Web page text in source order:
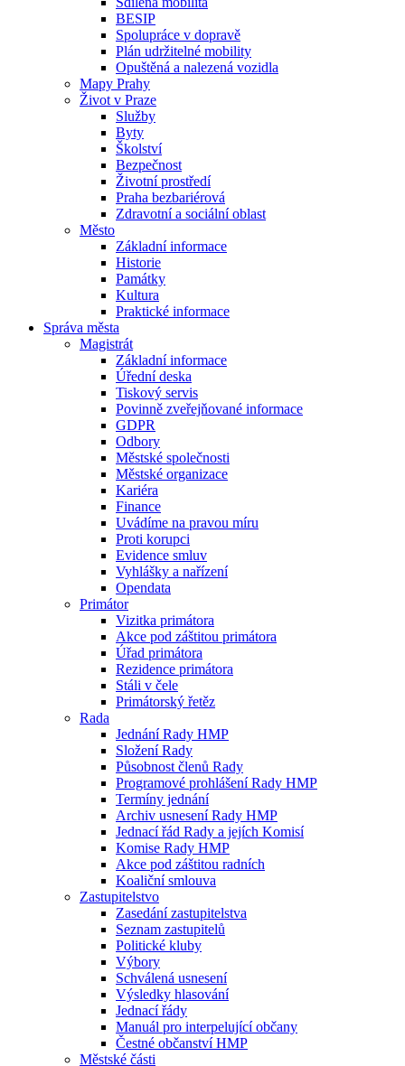
BESIP
Spolupráce v dopravě
Plán udržitelné mobility
Opuštěná a nalezená vozidla
Mapy Prahy
Život v Praze
Služby
Byty
Školství
Bezpečnost
Životní prostředí
Praha bezbariérová
Zdravotní a sociální oblast
Město
Základní informace
Historie
Památky
Kultura
Praktické informace
Správa města
Magistrát
Základní informace
Úřední deska
Tiskový servis
Povinně zveřejňované informace
GDPR
Odbory
Městské společnosti
Městské organizace
Kariéra
Finance
Uvádíme na pravou míru
Proti korupci
Evidence smluv
Vyhlášky a nařízení
Opendata
Primátor
Vizitka primátora
Akce pod záštitou primátora
Úřad primátora
Rezidence primátora
Stáli v čele
Primátorský řetěz
Rada
Jednání Rady HMP
Složení Rady
Působnost členů Rady
Programové prohlášení Rady HMP
Termíny jednání
Archiv usnesení Rady HMP
Jednací řád Rady a jejích Komisí
Komise Rady HMP
Akce pod záštitou radních
Koaliční smlouva
Zastupitelstvo
Zasedání zastupitelstva
Seznam zastupitelů
Politické kluby
Výbory
Schválená usnesení
Výsledky hlasování
Jednací řády
Manuál pro interpelující občany
Čestné občanství HMP
Městské části